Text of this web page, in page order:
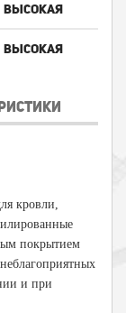
Высокая
Высокая
кровли,
покрытием
и при